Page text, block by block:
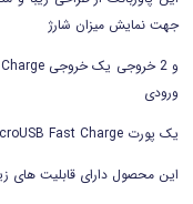
جهت نمایش میزان شارژ
و 2 خروجی یک خروجی USB Fast Charge و دیگری Type-C Fast Charge
ورودی
یک پورت microUSB Fast Charge و دیگری Type-C Fast Charge می باشد
این محصول دارای قابلیت های